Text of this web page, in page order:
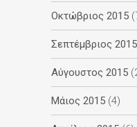
Οκτώβριος 2015
Σεπτέμβριος 2015
Αύγουστος 2015
Μάιος 2015 (4)